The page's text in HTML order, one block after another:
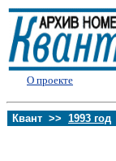
О проекте
Квант >> 1993 год